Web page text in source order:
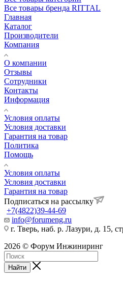
Все товары бренда RITTAL
Главная
Каталог
Производители
Компания
О компании
Отзывы
Сотрудники
Контакты
Информация
Условия оплаты
Условия доставки
Гарантия на товар
Политика
Помощь
Условия оплаты
Условия доставки
Гарантия на товар
Подписаться на рассылку
+7(4822)39-44-69
info@forumeng.ru
г. Тверь, наб. р. Лазури, д. 15,
2026 © Форум Инжиниринг
Найти